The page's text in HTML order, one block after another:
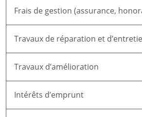
Frais de gestion (assurance,
Travaux de réparation et
Travaux d’amélioration
Intérêts d’emprunt